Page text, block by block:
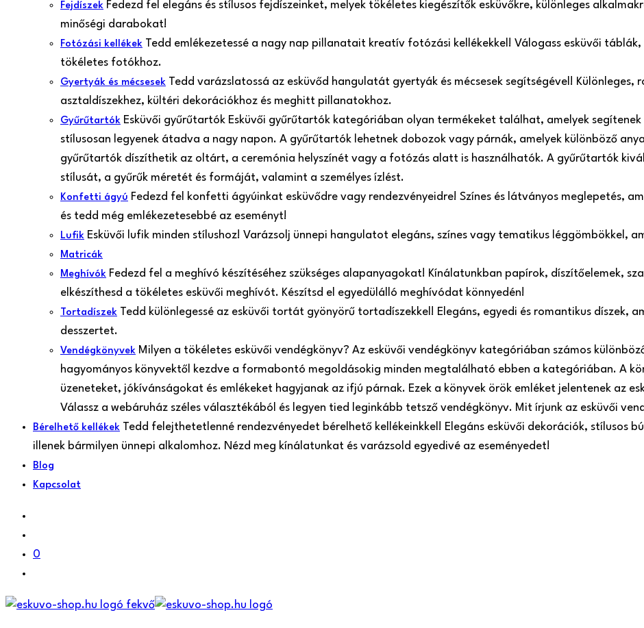
Fejdíszek Fedezd fel elegáns és stílusos fejdíszeinket, melyek tökéletes kiegészítők esküvőkre, különleges
minőségi darabokat!
Fotózási kellékek Tedd emlékezetessé a nagy nap pillanatait kreatív fotózási kellékekkel! Válogass esküvői táblák,
tökéletes fotókhoz.
Gyertyák és mécsesek Tedd varázslatossá az esküvőd hangulatát gyertyák és mécsesek segítségével! Különleges,
asztaldíszekhez, kültéri dekorációkhoz és meghitt pillanatokhoz.
Gyűrűtartók Esküvői gyűrűtartók Esküvői gyűrűtartók kategóriában olyan termékeket találhat, amelyek
stílusosan legyenek átadva a nagy napon. A gyűrűtartók lehetnek dobozok vagy párnák, amelyek különböző
gyűrűtartók díszíthetik az oltárt, a ceremónia helyszínét vagy a fotózás alatt is használhatók. A gyűrűtartók
stílusát, a gyűrűk méretét és formáját, valamint a személyes ízlést.
Konfetti ágyú Fedezd fel konfetti ágyúinkat esküvődre vagy rendezvényeidre! Színes és látványos meglepetés,
és tedd még emlékezetesebbé az eseményt!
Lufik Esküvői lufik minden stílushoz! Varázsolj ünnepi hangulatot elegáns, színes vagy tematikus léggömbökkel,
Matricák
Meghívók Fedezd fel a meghívó készítéséhez szükséges alapanyagokat! Kínálatunkban papírok, díszítőelemek,
elkészíthesd a tökéletes esküvői meghívót. Készítsd el egyedülálló meghívódat könnyedén!
Tortadíszek Tedd különlegessé az esküvői tortát gyönyörű tortadíszekkel! Elegáns, egyedi és romantikus díszek,
desszertet.
Vendégkönyvek Milyen a tökéletes esküvői vendégkönyv? Az esküvői vendégkönyv kategóriában számos
hagyományos könyvektől kezdve a formabontó megoldásokig minden megtalálható ebben a kategóriában. A
üzeneteket, jókívánságokat és emlékeket hagyjanak az ifjú párnak. Ezek a könyvek örök emléket jelentenek az
Válassz a webáruház széles választékából és legyen tied leginkább tetsző vendégkönyv. Mit írjunk az esküvői
Bérelhető kellékek Tedd felejthetetlenné rendezvényedet bérelhető kellékeinkkel! Elegáns esküvői dekorációk, stílusos
illenek bármilyen ünnepi alkalomhoz. Nézd meg kínálatunkat és varázsold egyedivé az eseményedet!
Blog
Kapcsolat
0